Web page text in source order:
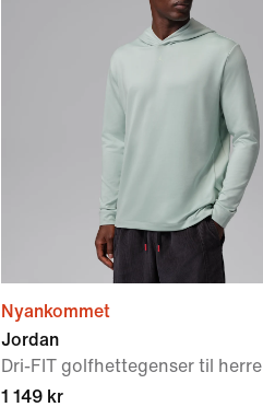
Nyankommet
Jordan
Dri-FIT golfhettegenser til herre
1 149 kr